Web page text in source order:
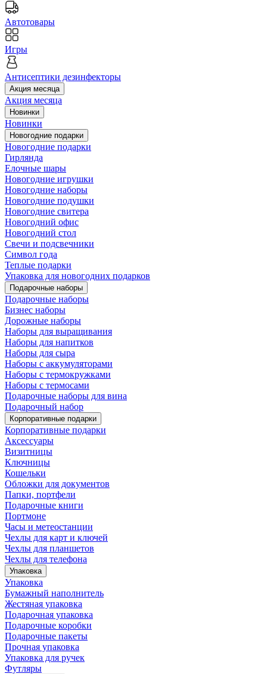
Автотовары
Игры
Антисептики дезинфекторы
Акция месяца
Акция месяца
Новинки
Новинки
Новогодние подарки
Новогодние подарки
Гирлянда
Елочные шары
Новогодние игрушки
Новогодние наборы
Новогодние подушки
Новогодние свитера
Новогодний офис
Новогодний стол
Свечи и подсвечники
Символ года
Теплые подарки
Упаковка для новогодних подарков
Подарочные наборы
Подарочные наборы
Бизнес наборы
Дорожные наборы
Наборы для выращивания
Наборы для напитков
Наборы для сыра
Наборы с аккумуляторами
Наборы с термокружками
Наборы с термосами
Подарочные наборы для вина
Подарочный набор
Корпоративные подарки
Корпоративные подарки
Аксессуары
Визитницы
Ключницы
Кошельки
Обложки для документов
Папки, портфели
Подарочные книги
Портмоне
Часы и метеостанции
Чехлы для карт и ключей
Чехлы для планшетов
Чехлы для телефона
Упаковка
Упаковка
Бумажный наполнитель
Жестяная упаковка
Подарочная упаковка
Подарочные коробки
Подарочные пакеты
Прочная упаковка
Упаковка для ручек
Футляры